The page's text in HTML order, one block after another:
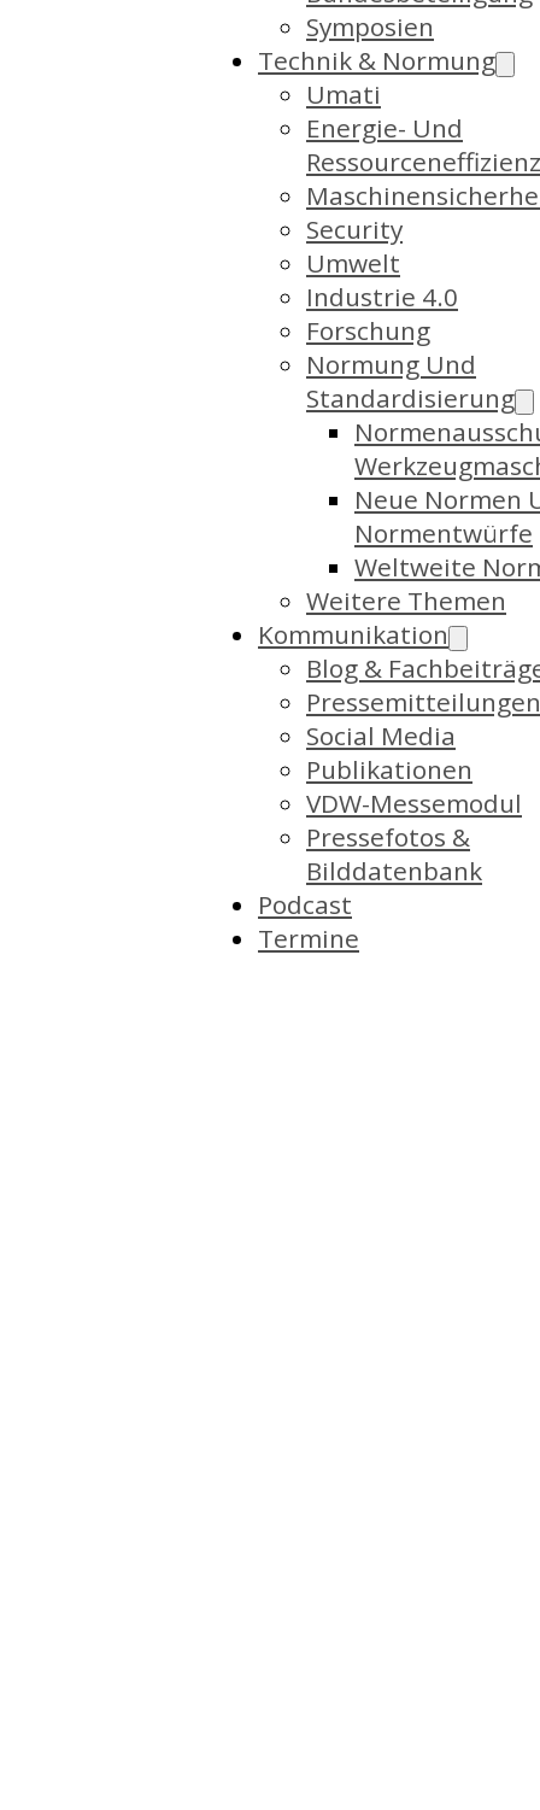
Symposien
Technik & Normung
Umati
Energie- Und
Ressourceneffizienz
Security
Umwelt
Industrie 4.0
Forschung
Normung Und
Standardisierung
Neue Normen
Normentwürfe
Weltweite
Weitere Themen
Kommunikation
Blog &
Pressemitteilungen
Social Media
Publikationen
VDW-Messemodul
Pressefotos &
Bilddatenbank
Podcast
Termine